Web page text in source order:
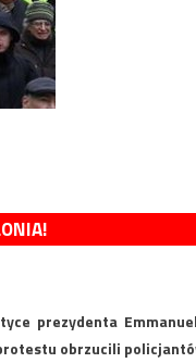
prezydenta
obrzucili